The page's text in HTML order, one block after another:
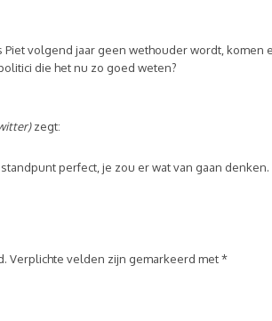
volgend jaar geen wethouder wordt, komen
die het nu zo goed weten?
zegt:
perfect, je zou er wat van gaan denken.
Verplichte velden zijn gemarkeerd met*